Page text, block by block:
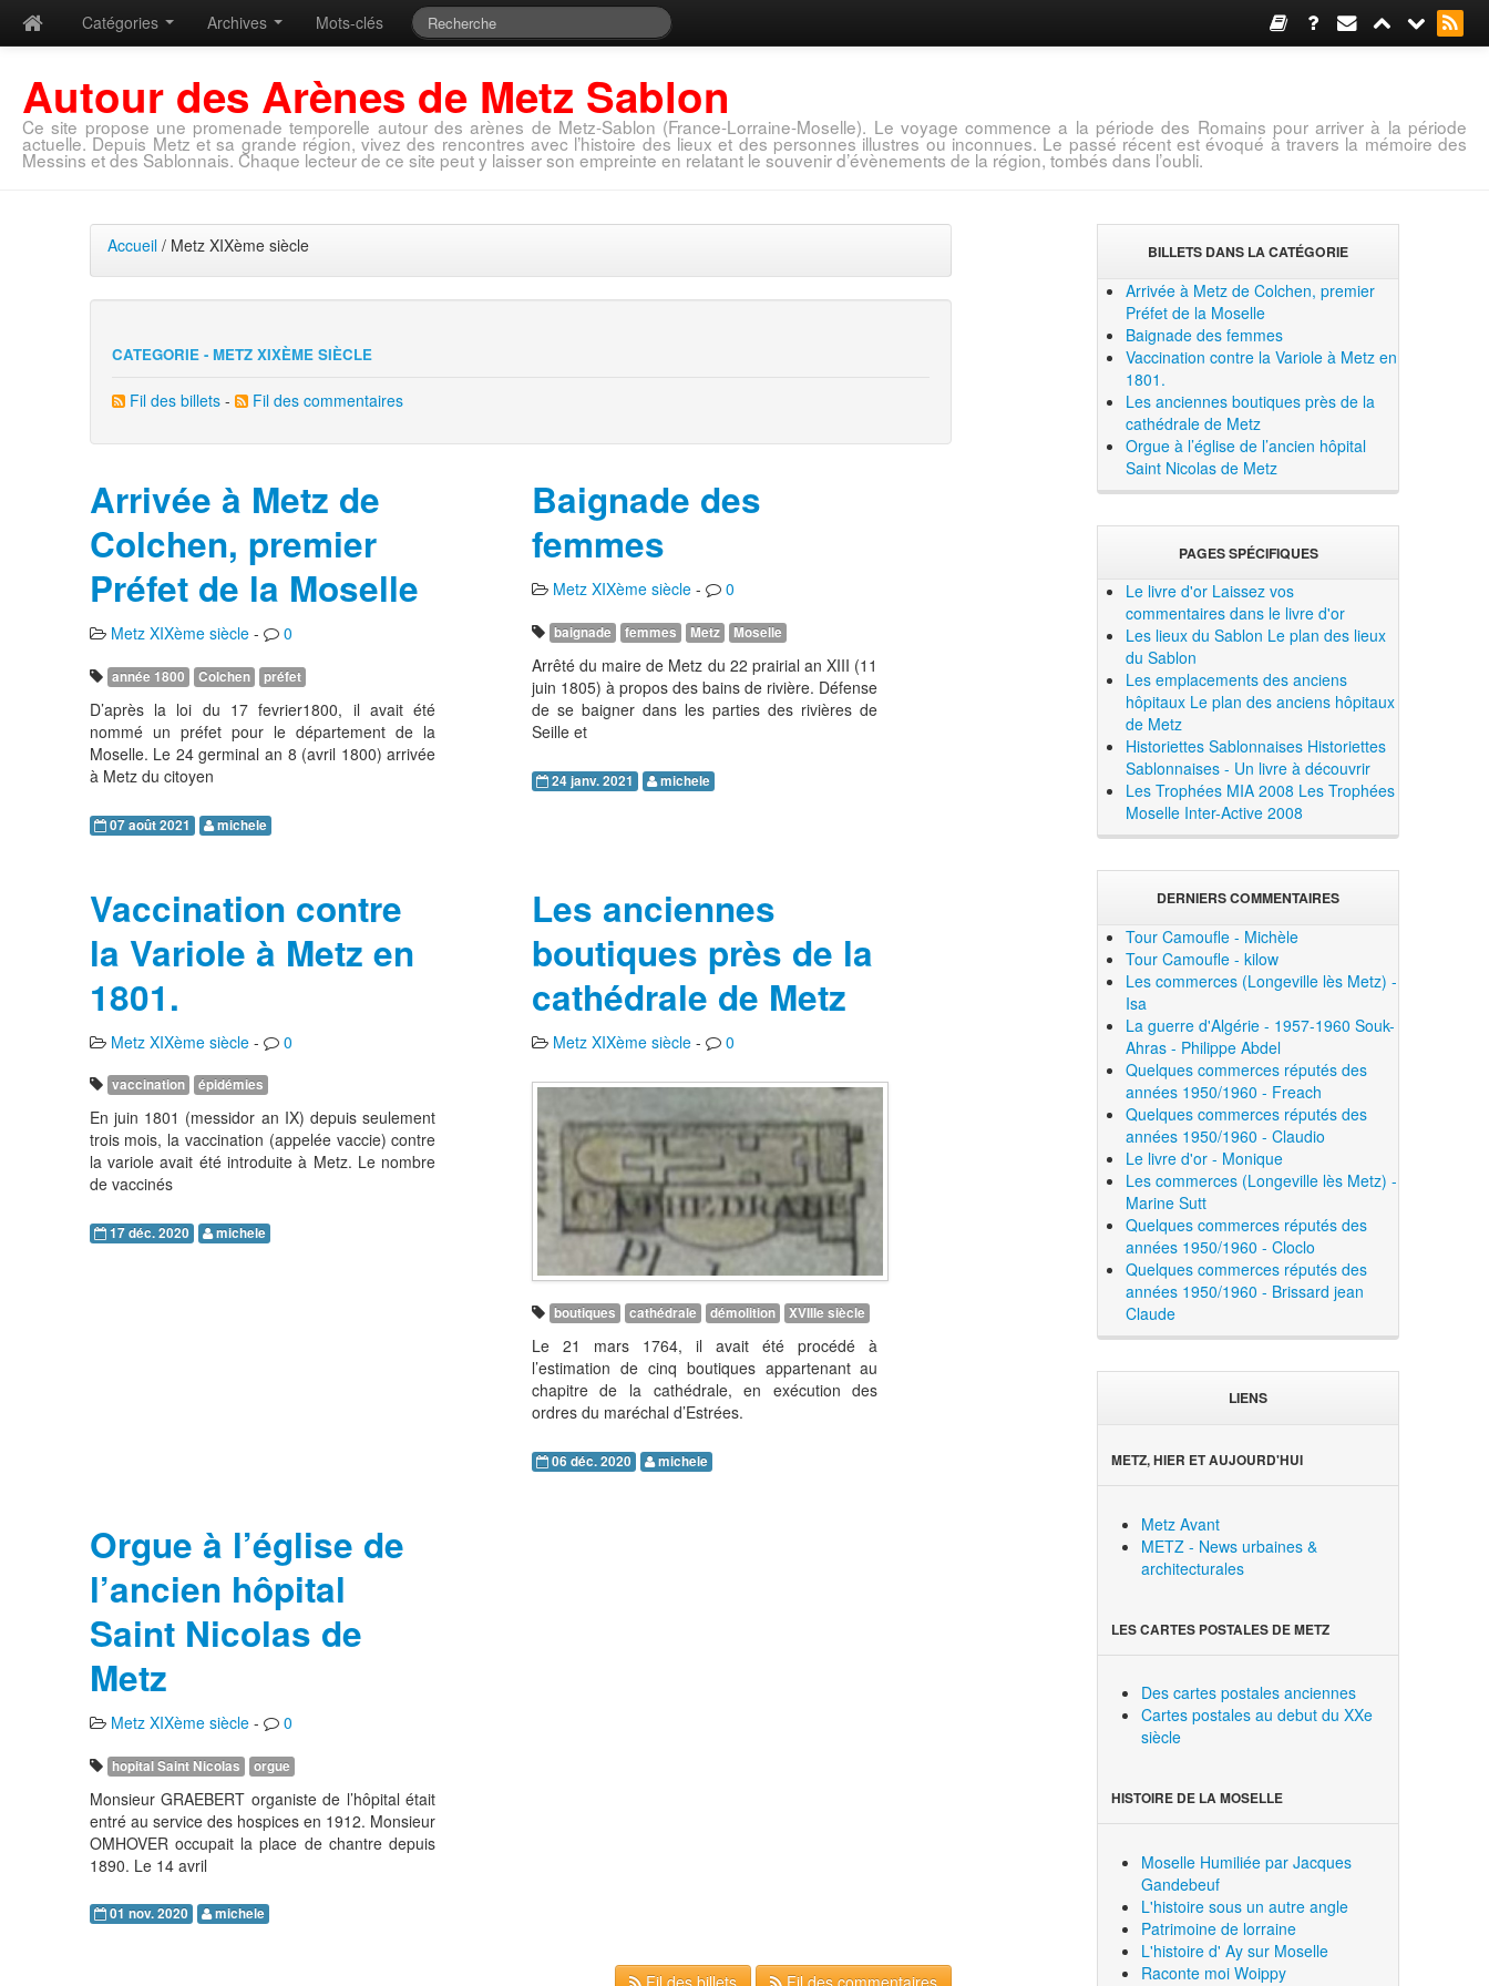
Catégories Archives Mots-clés
Autour des Arènes de Metz Sablon
Ce site propose une promenade temporelle autour des arènes de Metz-Sablon (France-Lorraine-Moselle). Le voyage commence a la période des Romains pour arriver à la période
actuelle. Depuis Metz et sa grande région, vivez des rencontres avec l’histoire des lieux et des personnes illustres ou inconnues. Le passé récent est évoqué à travers la mémoire des
Messins et des Sablonnais. Chaque lecteur de ce site peut y laisser son empreinte en relatant le souvenir d’évènements de la région, tombés dans l’oubli.
Accueil/ Metz XIXème siècle
CATEGORIE - METZ XIXÈME SIÈCLE
Fil des billets- Fil des commentaires
Arrivée à Metz de
Colchen, premier
Préfet de la Moselle
Metz XIXème siècle- 0
année 1800 Colchen préfet
D’après la loi du 17 fevrier1800, il avait été
nommé un préfet pour le département de la
Moselle. Le 24 germinal an 8 (avril 1800) arrivée
à Metz du citoyen
07 août 2021 michele
Baignade des
femmes
Metz XIXème siècle- 0
baignade femmes Metz Moselle
Arrêté du maire de Metz du 22 prairial an XIII (11
juin 1805) à propos des bains de rivière. Défense
de se baigner dans les parties des rivières de
Seille et
24 janv. 2021 michele
Vaccination contre
la Variole à Metz en
1801.
Metz XIXème siècle- 0
vaccination épidémies
En juin 1801 (messidor an IX) depuis seulement
trois mois, la vaccination (appelée vaccie) contre
la variole avait été introduite à Metz. Le nombre
de vaccinés
17 déc. 2020 michele
Les anciennes
boutiques près de la
cathédrale de Metz
Metz XIXème siècle- 0
boutiques cathédrale démolition XVIIIe siècle
Le 21 mars 1764, il avait été procédé à
l’estimation de cinq boutiques appartenant au
chapitre de la cathédrale, en exécution des
ordres du maréchal d’Estrées.
06 déc. 2020 michele
Orgue à l’église de
l’ancien hôpital
Saint Nicolas de
Metz
Metz XIXème siècle- 0
hopital Saint Nicolas orgue
Monsieur GRAEBERT organiste de l’hôpital était
entré au service des hospices en 1912. Monsieur
OMHOVER occupait la place de chantre depuis
1890. Le 14 avril
01 nov. 2020 michele
Fil des billets Fil des commentaires
BILLETS DANS LA CATÉGORIE
Arrivée à Metz de Colchen, premier
Préfet de la Moselle
Baignade des femmes
Vaccination contre la Variole à Metz en
1801.
Les anciennes boutiques près de la
cathédrale de Metz
Orgue à l’église de l’ancien hôpital
Saint Nicolas de Metz
PAGES SPÉCIFIQUES
Le livre d'or Laissez vos
commentaires dans le livre d'or
Les lieux du Sablon Le plan des lieux
du Sablon
Les emplacements des anciens
hôpitaux Le plan des anciens hôpitaux
de Metz
Historiettes Sablonnaises Historiettes
Sablonnaises - Un livre à découvrir
Les Trophées MIA 2008 Les Trophées
Moselle Inter-Active 2008
DERNIERS COMMENTAIRES
Tour Camoufle - Michèle
Tour Camoufle - kilow
Les commerces (Longeville lès Metz) -
Isa
La guerre d'Algérie - 1957-1960 Souk-
Ahras - Philippe Abdel
Quelques commerces réputés des
années 1950/1960 - Freach
Quelques commerces réputés des
années 1950/1960 - Claudio
Le livre d'or - Monique
Les commerces (Longeville lès Metz) -
Marine Sutt
Quelques commerces réputés des
années 1950/1960 - Cloclo
Quelques commerces réputés des
années 1950/1960 - Brissard jean
Claude
LIENS
METZ, HIER ET AUJOURD'HUI
Metz Avant
METZ - News urbaines &
architecturales
LES CARTES POSTALES DE METZ
Des cartes postales anciennes
Cartes postales au debut du XXe
siècle
HISTOIRE DE LA MOSELLE
Moselle Humiliée par Jacques
Gandebeuf
L'histoire sous un autre angle
Patrimoine de lorraine
L'histoire d' Ay sur Moselle
Raconte moi Woippy